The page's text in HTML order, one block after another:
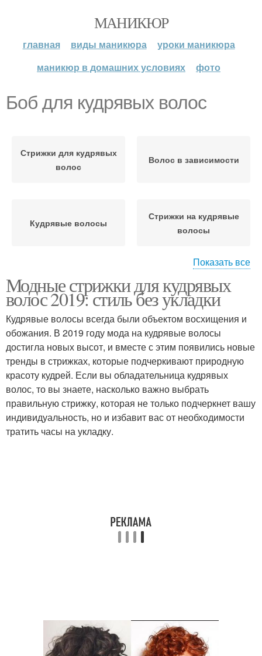
МАНИКЮР
главная виды маникюра
уроки маникюра
маникюр в домашних условиях
фото
Боб для кудрявых волос
Стрижки для кудрявых
волос
Волос в зависимости
Кудрявые волосы
Стрижки на кудрявые
волосы
Удлиненный боб
волос
Волос без укладки
Показать все
Модные стрижки для кудрявых
волос 2019: стиль без укладки
Кудрявые волосы всегда были объектом восхищения и
обожания. В 2019 году мода на кудрявые волосы
достигла новых высот, и вместе с этим появились новые
тренды в стрижках, которые подчеркивают природную
красоту кудрей. Если вы обладательница кудрявых
волос, то вы знаете, насколько важно выбрать
правильную стрижку, которая не только подчеркнет вашу
индивидуальность, но и избавит вас от необходимости
тратить часы на укладку.